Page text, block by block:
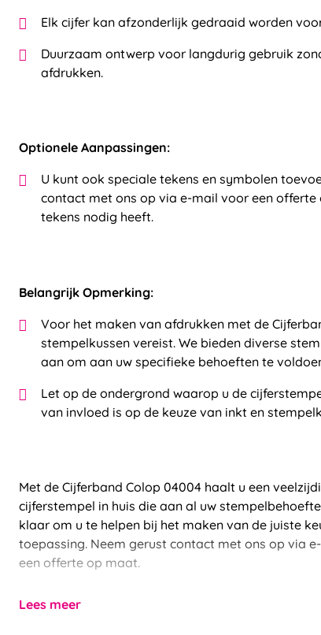
Elk cijfer kan afzonderlijk gedraaid worden
Duurzaam ontwerp voor langdurig gebruik
afdrukken.
Optionele Aanpassingen:
U kunt ook speciale tekens en symbolen
contact met ons op via e-mail voor een
tekens nodig heeft.
Belangrijk Opmerking:
Voor het maken van afdrukken met de
stempelkussen vereist. We bieden diverse
aan om aan uw specifieke behoeften te
Let op de ondergrond waarop u de
van invloed is op de keuze van inkt en
Met de Cijferband Colop 04004 haalt u een
cijferstempel in huis die aan al uw
klaar om u te helpen bij het maken van de juiste
toepassing. Neem gerust contact met ons op via
een offerte op maat.
Lees meer